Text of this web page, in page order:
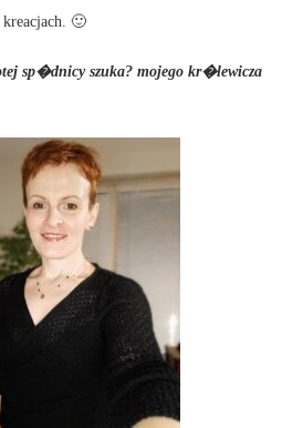
🙂
sp�dnicy szuka? mojego kr�lewicza